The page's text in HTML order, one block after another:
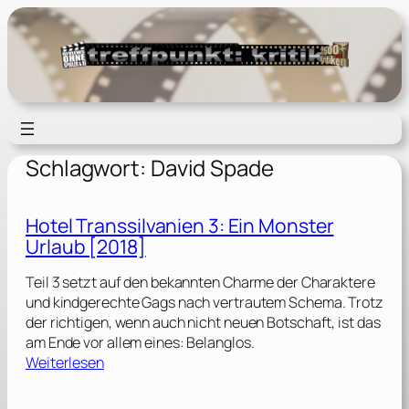
Zum
Inhalt
springen
Schlagwort: David Spade
Hotel Transsilvanien 3: Ein Monster
Urlaub [2018]
Teil 3 setzt auf den bekannten Charme der Charaktere
und kindgerechte Gags nach vertrautem Schema. Trotz
der richtigen, wenn auch nicht neuen Botschaft, ist das
am Ende vor allem eines: Belanglos.
Weiterlesen: